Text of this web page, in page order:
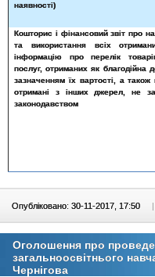
наявності)
Кошторис і фінансовий звіт про
та використання всіх
інформацію про перелік
послуг, отриманих як благодійна
зазначенням їх вартості, а
отримані з інших джерел, не
законодавством
Опубліковано: 30-11-2017, 17:50 |
Оголошення про
загальноосвітнього
Чернігова